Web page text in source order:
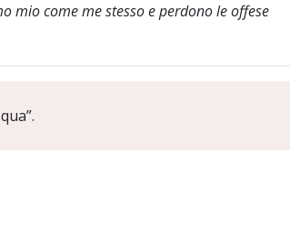
mio come me stesso e perdono le offese